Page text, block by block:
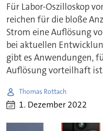
Für Labor-Oszilloskop
reichen für die bloße
Strom eine Auflösung
bei aktuellen
gibt es Anwendungen,
Auflösung vorteilhaft
Thomas Rottach
1. Dezember 2022